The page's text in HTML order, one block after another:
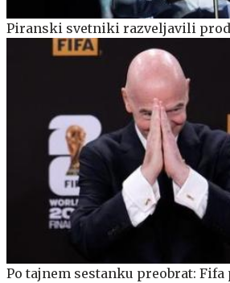
Piranski svetniki razveljavili
Po tajnem sestanku preobrat: